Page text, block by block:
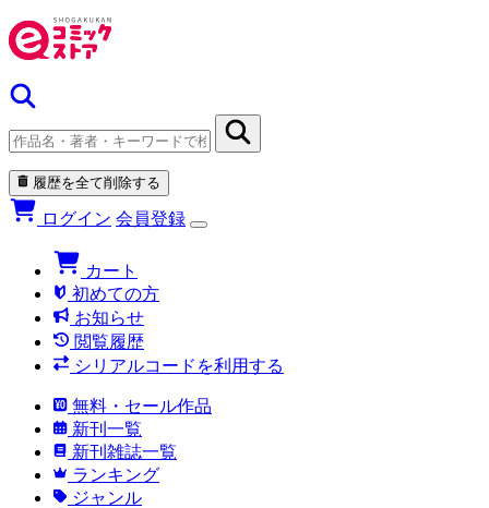
履歴を全て削除する
ログイン 会員登録
カート
初めての方
お知らせ
閲覧履歴
シリアルコードを利用する
無料・セール作品
新刊一覧
新刊雑誌一覧
ランキング
ジャンル